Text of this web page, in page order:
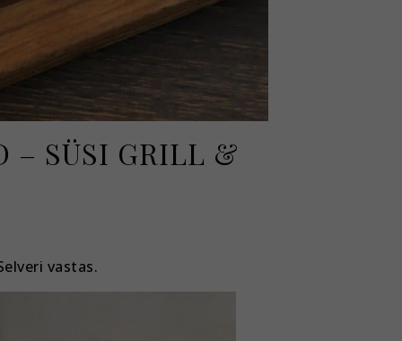
– SÜSI GRILL &
vastas.